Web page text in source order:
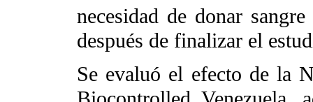
necesidad de donar
después de finalizar el
Se evaluó el efecto de la